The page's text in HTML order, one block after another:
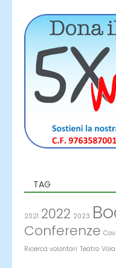
TAG
2021 2022 2023
Conferenze
Ricerca volontari Teatro